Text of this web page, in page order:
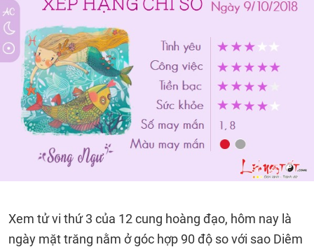
Xem tử vi thứ 3 của 12 cung hoàng đạo, hôm nay là
ngày mặt trăng nằm ở góc hợp 90 độ so với sao Diêm